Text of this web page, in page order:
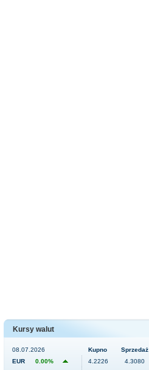
Kursy walut
08.07.2026 Kupno
Sprzedaż
EUR
0.00% 4.2226
4.3080